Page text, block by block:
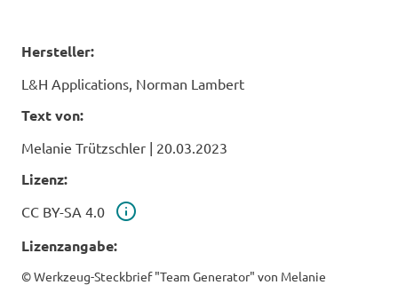
Hersteller:
L&H Applications, Norman Lambert
Text von:
Melanie Trützschler | 20.03.2023
Lizenz:
CC BY-SA 4.0
Lizenzangabe:
© Werkzeug-Steckbrief "Team Generator" von Melanie